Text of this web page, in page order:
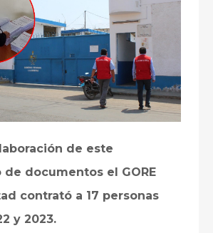
de este
documentos el GORE
contrató a 17 personas
y 2023.